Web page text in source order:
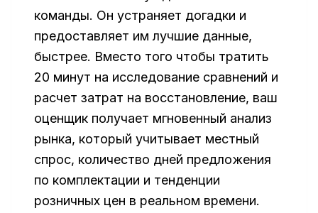
команды. Он устраняет догадки и
предоставляет им лучшие данные,
быстрее. Вместо того чтобы тратить
20 минут на исследование сравнений и
расчет затрат на восстановление, ваш
оценщик получает мгновенный анализ
рынка, который учитывает местный
спрос, количество дней предложения
по комплектации и тенденции
розничных цен в реальном времени.